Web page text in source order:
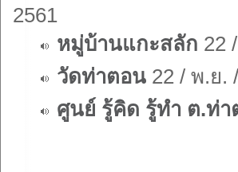
2561
หมู่บ้านแกะสลัก 22
วัดท่าตอน 22 / พ.ย.
ศูนย์ รู้คิด รู้ทำ ต.ท่า